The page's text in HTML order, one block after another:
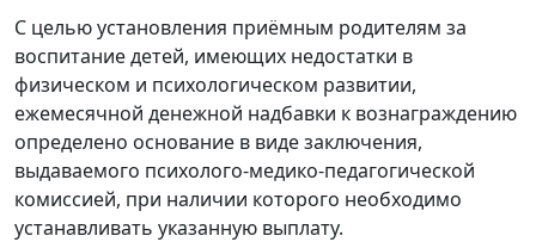
С целью установления приёмным родителям за
воспитание детей, имеющих недостатки в
физическом и психологическом развитии,
ежемесячной денежной надбавки к вознаграждению
определено основание в виде заключения,
выдаваемого психолого-медико-педагогической
комиссией, при наличии которого необходимо
устанавливать указанную выплату.